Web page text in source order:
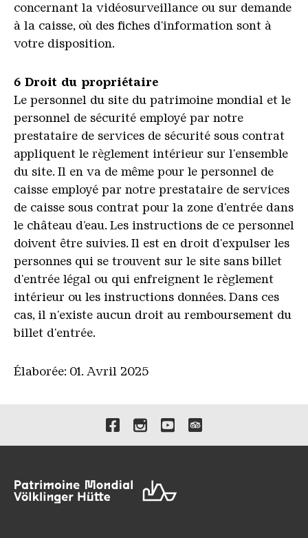
concernant la vidéosurveillance ou sur demande
à la caisse, où des fiches d'information sont à
votre disposition.
6 Droit du propriétaire
Le personnel du site du patrimoine mondial et le
personnel de sécurité employé par notre
prestataire de services de sécurité sous contrat
appliquent le règlement intérieur sur l'ensemble
du site. Il en va de même pour le personnel de
caisse employé par notre prestataire de services
de caisse sous contrat pour la zone d'entrée dans
le château d’eau. Les instructions de ce personnel
doivent être suivies. Il est en droit d'expulser les
personnes qui se trouvent sur le site sans billet
d'entrée légal ou qui enfreignent le règlement
intérieur ou les instructions données. Dans ces
cas, il n'existe aucun droit au remboursement du
billet d'entrée.
Élaborée: 01. Avril 2025
Liens vers nos canaux de